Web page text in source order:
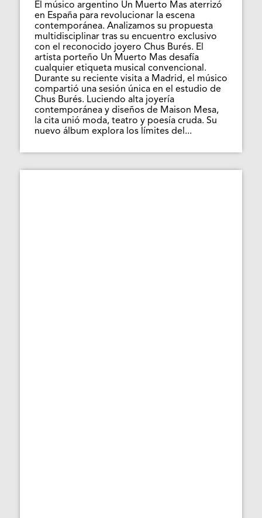
El músico argentino Un Muerto Mas aterrizó
en España para revolucionar la escena
contemporánea. Analizamos su propuesta
multidisciplinar tras su encuentro exclusivo
con el reconocido joyero Chus Burés. El
artista porteño Un Muerto Mas desafía
cualquier etiqueta musical convencional.
Durante su reciente visita a Madrid, el músico
compartió una sesión única en el estudio de
Chus Burés. Luciendo alta joyería
contemporánea y diseños de Maison Mesa,
la cita unió moda, teatro y poesía cruda. Su
nuevo álbum explora los límites del...